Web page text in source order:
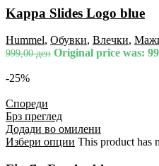
Kappa Slides Logo blue
Hummel, Обувки, Влечки,
999,00ден Original price was:
-25%
Спореди
Брз преглед
Додади во омилени
Избери опции This product has